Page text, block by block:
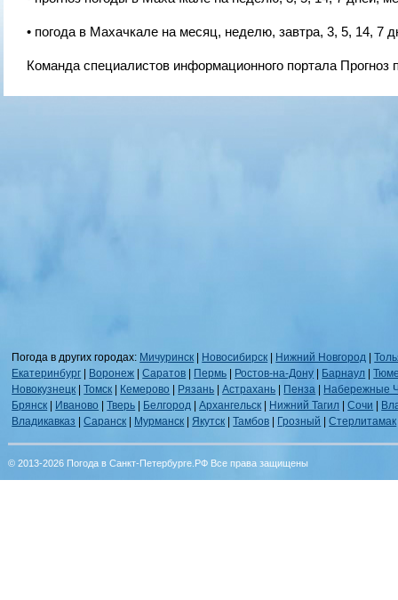
• погода в Махачкале на месяц, неделю, завтра, 3, 5, 14, 7
Команда специалистов информационного портала
Погода в других городах: Мичуринск | Новосибирск | Нижний Новгород |
Екатеринбург | Воронеж |Саратов | Пермь | Ростов-на-Дону | Барнаул |
Новокузнецк |Томск | Кемерово | Рязань |Астрахань | Пенза | Набережные
Брянск | Иваново |Тверь | Белгород |Архангельск | Нижний Тагил |Сочи |
Владикавказ |Саранск | Мурманск | Якутск |Тамбов | Грозный |Стерлитамак
© 2013-2026 Погода в Санкт-Петербурге.РФ Все права защищены